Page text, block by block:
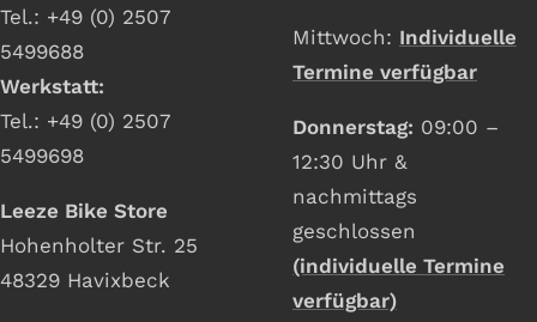
Tel.: +49 (0) 2507
5499688
Werkstatt:
Tel.: +49 (0) 2507
5499698
Leeze Bike Store
Hohenholter Str. 25
48329 Havixbeck
Mittwoch: Individuelle
Termine verfügbar
Donnerstag: 09:00 –
12:30 Uhr &
nachmittags
geschlossen
(individuelle Termine
verfügbar)